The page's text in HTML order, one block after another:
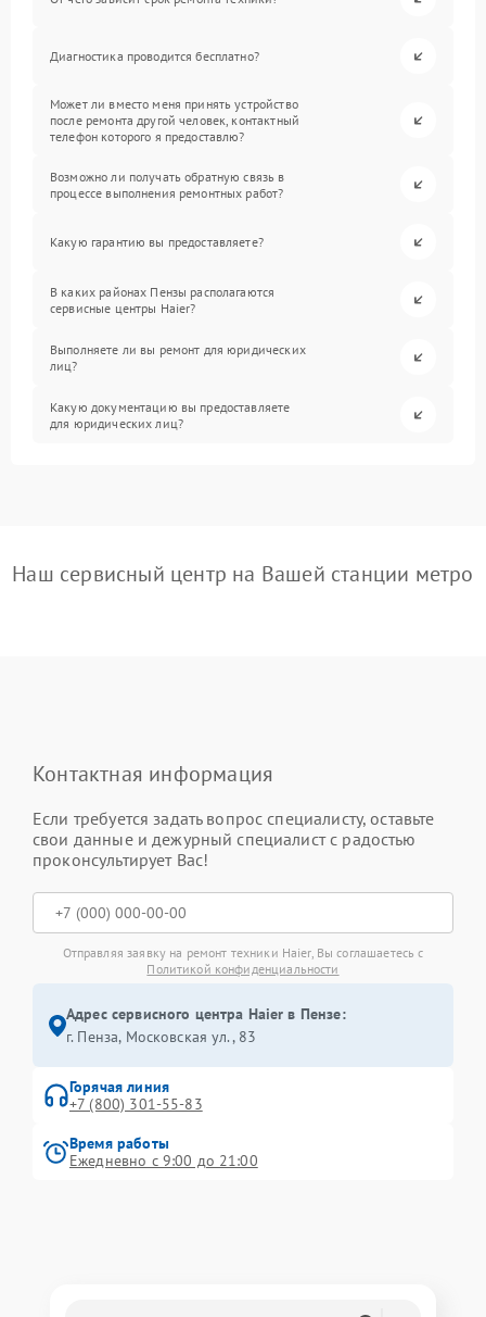
Диагностика проводится бесплатно?
Может ли вместо меня принять устройство
после ремонта другой человек, контактный
телефон которого я предоставлю?
Возможно ли получать обратную связь в
процессе выполнения ремонтных работ?
Какую гарантию вы предоставляете?
В каких районах Пензы располагаются
сервисные центры Haier?
Выполняете ли вы ремонт для юридических
лиц?
Какую документацию вы предоставляете
для юридических лиц?
Наш сервисный центр на Вашей станции метро
Контактная информация
Если требуется задать вопрос специалисту, оставьте
свои данные и дежурный специалист с радостью
проконсультирует Вас!
Отправляя заявку на ремонт техники Haier, Вы соглашаетесь с
Политикой конфиденциальности
Адрес сервисного центра Haier в Пензе:
г. Пенза, Московская ул., 83
Горячая линия
+7 (800) 301-55-83
Время работы
Ежедневно с 9:00 до 21:00